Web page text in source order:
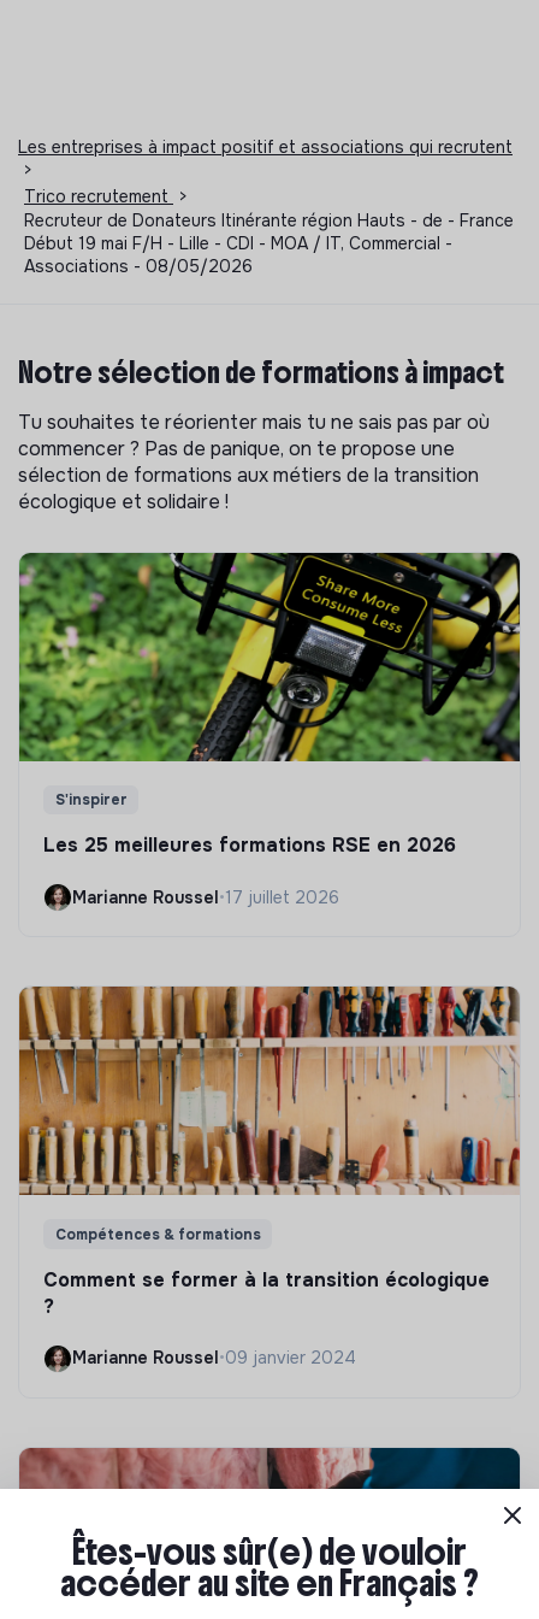
Les entreprises à impact positif et associations qui recrutent
>
Trico recrutement
>
Recruteur de Donateurs Itinérante région Hauts - de - France
Début 19 mai F/H - Lille - CDI - MOA / IT, Commercial -
Associations - 08/05/2026
Notre sélection de formations à impact
Tu souhaites te réorienter mais tu ne sais pas par où
commencer ? Pas de panique, on te propose une
sélection de formations aux métiers de la transition
écologique et solidaire !
S'inspirer
Les 25 meilleures formations RSE en 2026
Marianne Roussel•17 juillet 2026
Compétences & formations
Comment se former à la transition écologique
?
Marianne Roussel •09 janvier 2024
Êtes-vous sûr(e) de vouloir
accéder au site en Français ?